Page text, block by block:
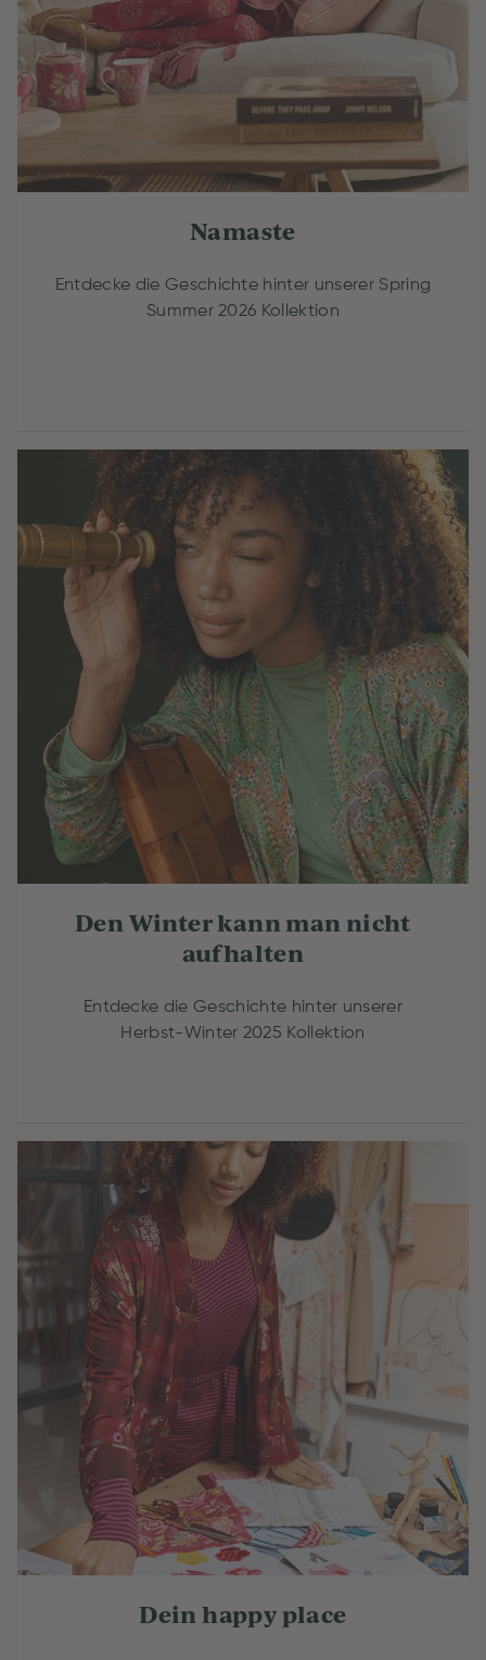
Namaste
Entdecke die Geschichte hinter unserer Spring
Summer 2026 Kollektion
Den Winter kann man nicht
aufhalten
Entdecke die Geschichte hinter unserer
Herbst-Winter 2025 Kollektion
Dein happy place